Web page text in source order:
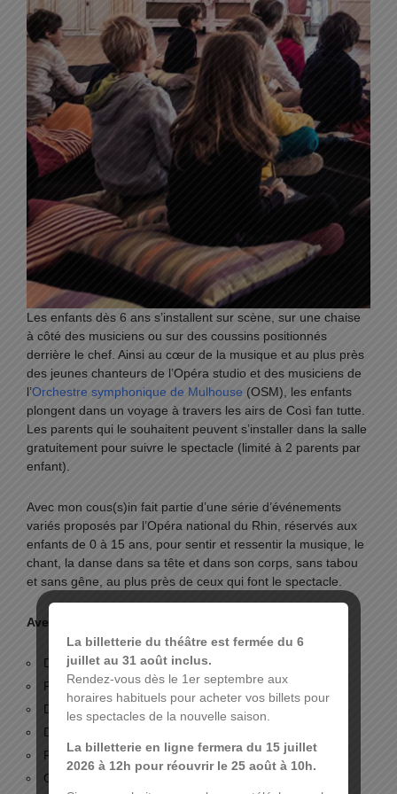
Les enfants dès 6 ans s’installent sur scène, sur une chaise
à côté des musiciens ou sur des coussins positionnés
derrière le chef. Ainsi au cœur de la musique et au plus près
des jeunes chanteurs de l’Opéra studio et des musiciens de
l’Orchestre symphonique de Mulhouse (OSM), les enfants
plongent dans un voyage à travers les airs de Così fan tutte.
Les parents qui le souhaitent peuvent s’installer dans la salle
gratuitement pour suivre le spectacle (limité à 2 parents par
enfant).
Avec mon cous(s)in fait partie d’une série d’événements
variés proposés par l’Opéra national du Rhin, réservés aux
enfants de 0 à 15 ans, pour sentir et ressentir la musique, le
chant, la danse dans sa tête et dans son corps, sans tabou
et sans gêne, au plus près de ceux qui font le spectacle.
Avec :
Direction musicale,José Miguel Esandi
Fiordiligi Julie Goussot
Dorabella,
Clara Guillon
Despina, Claire Péron
Ferrando, Tristan Blanchet
Guglielmo,
La billetterie du théâtre est fermée du 6
juillet au 31 août inclus.
Rendez-vous dès le 1er septembre aux
horaires habituels pour acheter vos billets pour
les spectacles de la nouvelle saison.
La billetterie en ligne fermera du 15 juillet
2026 à 12h pour réouvrir le 25 août à 10h.